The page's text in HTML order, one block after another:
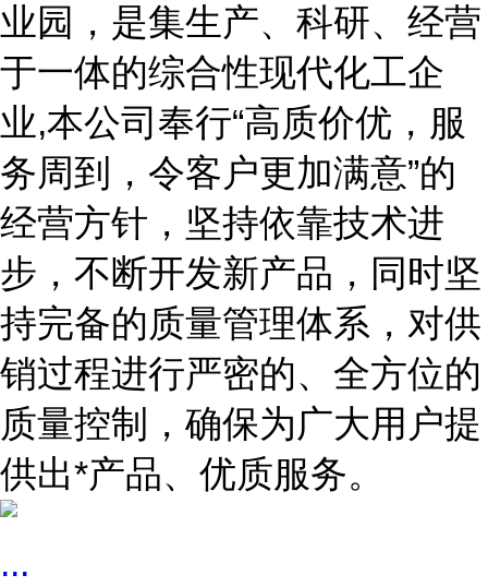
业园，是集生产、科研、经营
于一体的综合性现代化工企
业,本公司奉行“高质价优，服
务周到，令客户更加满意”的
经营方针，坚持依靠技术进
步，不断开发新产品，同时坚
持完备的质量管理体系，对供
销过程进行严密的、全方位的
质量控制，确保为广大用户提
供出*产品、优质服务。
...